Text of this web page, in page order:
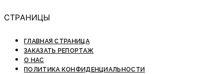
СТРАНИЦЫ
ГЛАВНАЯ СТРАНИЦА
ЗАКАЗАТЬ РЕПОРТАЖ
О НАС
ПОЛИТИКА КОНФИДЕНЦИАЛЬНОСТИ